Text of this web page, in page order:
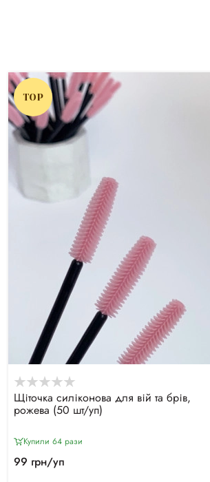
TOP
Щіточка силіконова для вій та брів,
рожева (50 шт/уп)
Купили 64 рази
99 грн/уп